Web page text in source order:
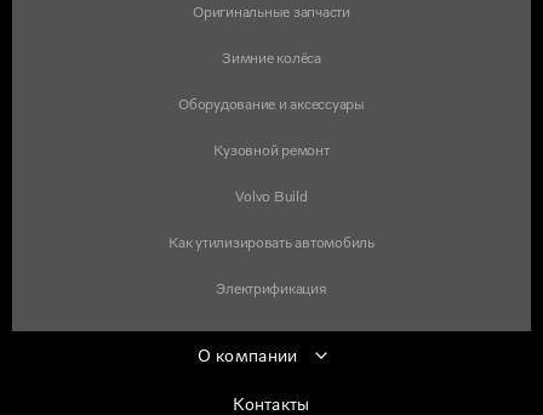
Оригинальные запчасти
Зимние колёса
Оборудование и аксессуары
Кузовной ремонт
Volvo Build
Как утилизировать автомобиль
Электрификация
О компании
Контакты